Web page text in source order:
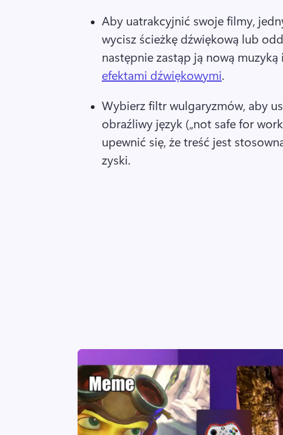
Aby uatrakcyjnić swoje filmy,
wycisz ścieżkę dźwiękową lub
następnie zastąp ją nową muzyką i
efektami dźwiękowymi.
Wybierz filtr wulgaryzmów, aby
obraźliwy język („not safe for
upewnić się, że treść jest
zyski.